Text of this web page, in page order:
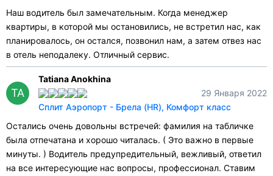
Наш водитель был замечательным. Когда менеджер
квартиры, в которой мы остановились, не встретил нас, как
планировалось, он остался, позвонил нам, а затем отвез нас
в отель неподалеку. Отличный сервис.
TA
Tatiana Anokhina
29 Января 2022
Сплит Аэропорт - Брела (HR), Комфорт класс
Остались очень довольны встречей: фамилия на табличке
была отпечатана и хорошо читалась. ( Это важно в первые
минуты. ) Водитель предупредительный, вежливый, ответил
на все интересующие нас вопросы, профессионал. Ставим